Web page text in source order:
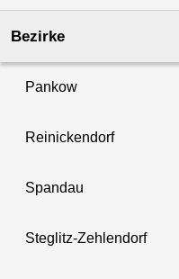
Bezirke
Pankow
Reinickendorf
Spandau
Steglitz-Zehlendorf